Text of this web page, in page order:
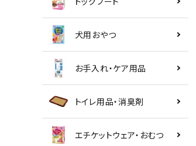
犬用おやつ
お手入れ・ケア用品
トイレ用品・消臭剤
エチケットウェア・おむつ